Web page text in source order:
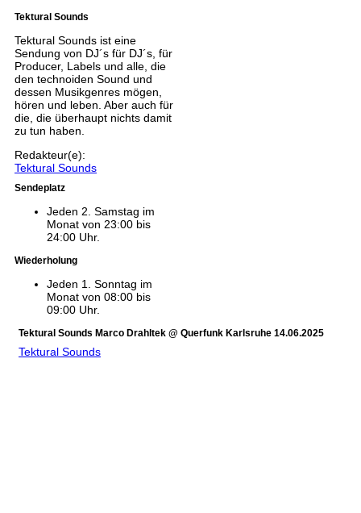
Tektural Sounds
Tektural Sounds ist eine
Sendung von DJ´s für DJ´s, für
Producer, Labels und alle, die
den technoiden Sound und
dessen Musikgenres mögen,
hören und leben. Aber auch für
die, die überhaupt nichts damit
zu tun haben.
Redakteur(e):
Tektural Sounds
Sendeplatz
Jeden 2. Samstag im
Monat von 23:00 bis
24:00 Uhr.
Wiederholung
Jeden 1. Sonntag im
Monat von 08:00 bis
09:00 Uhr.
Tektural Sounds Marco Drahltek @ Querfunk Karlsruhe 14.06.2025
Tektural Sounds